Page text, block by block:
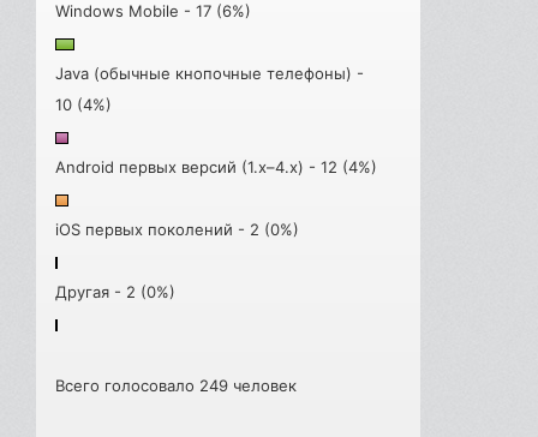
Windows Mobile - 17 (6%)
Java (обычные кнопочные телефоны) -
10 (4%)
Android первых версий (1.x–4.x) - 12 (4%)
iOS первых поколений - 2 (0%)
Другая - 2 (0%)
Всего голосовало 249 человек